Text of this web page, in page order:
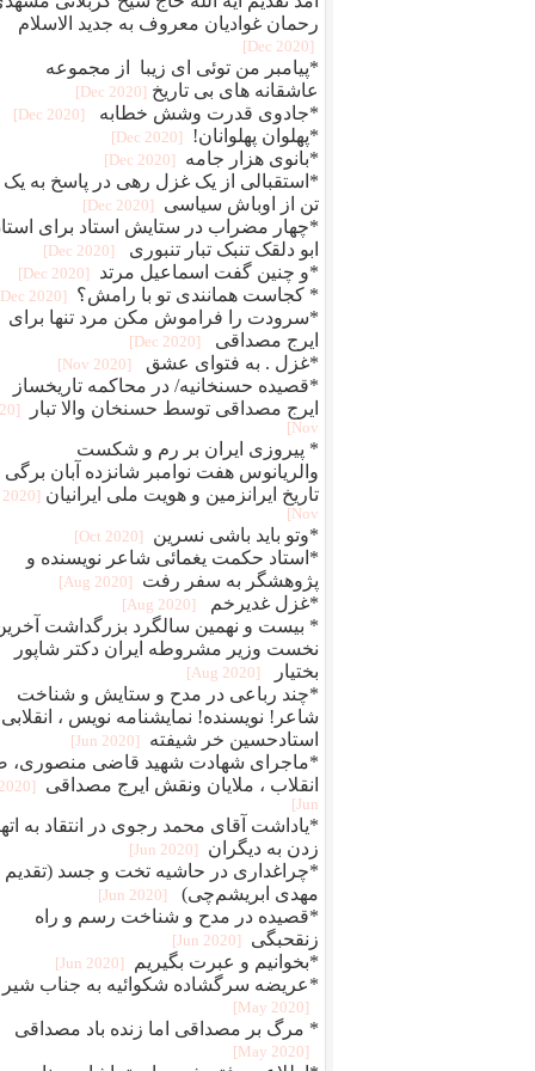
رحمان غوادیان معروف به جدید الاسلام
[2020 Dec]
*پیامبر من توئی ای زیبا از مجموعه
عاشقانه های بی تاریخ [2020 Dec]
*جادوی قدرت وشش خطابه [2020 Dec]
*پهلوان پهلوانان! [2020 Dec]
*بانوی هزار جامه [2020 Dec]
*استقبالی از یک غزل رهی در پاسخ به یک
تن از اوباش سیاسی
[2020 Dec]
*چهار مضراب در ستایش استاد برای
ابو دلقک تنبک تبار تنبوری
[2020 Dec]
*و چنین گفت اسماعیل مرتد [2020 Dec]
* کجاست همانندی تو با رامش؟ [2020 Dec]
*سرودت را فراموش مکن مرد تنها برای
ایرج مصداقی
[2020 Dec]
*غزل . به فتوای عشق [2020 Nov]
*قصیده حسنخانیه/ در محاکمه تاریخساز
ایرج مصداقی توسط حسنخان والا تبار
Nov]
* پیروزی ایران بر رم و شکست
والریانوس هفت نوامبر شانزده آبان برگی
تاریخ ایرانزمین و هویت ملی ایرانیان
[2020
Nov]
*وتو باید باشی نسرین [2020 Oct]
*استاد حکمت یغمائی شاعر نویسنده و
پژوهشگر به سفر رفت
[2020 Aug]
*غزل غدیرخم [2020 Aug]
* بیست و نهمین سالگرد بزرگداشت
نخست وزیر مشروطه ایران دکتر شاپور
بختیار
[2020 Aug]
*چند رباعی در مدح و ستایش و شناخت
شاعر! نویسنده! نمایشنامه نویس ، انقلابی
استادحسین خر شیفته
[2020 Jun]
*ماجرای شهادت شهید قاضی منصوری،
انقلاب ، ملایان ونقش ایرج مصداقی
[2020
Jun]
*یاداشت آقای محمد رجوی در انتقاد به
زدن به دیگران
[2020 Jun]
*چراغداری در حاشیه تخت و جسد (تقدیم
مهدی ابریشم‌چی)
[2020 Jun]
*قصیده در مدح و شناخت رسم و راه
زنقحبگی
[2020 Jun]
*بخوانیم و عبرت بگیریم [2020 Jun]
*عریضه سرگشاده شکوائیه به جناب شیر
[2020 May]
* مرگ بر مصداقی اما زنده باد مصداقی
[2020 May]